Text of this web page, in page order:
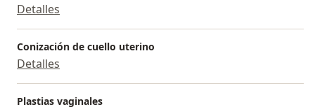
Detalles
Conización de cuello uterino
Detalles
Plastias vaginales